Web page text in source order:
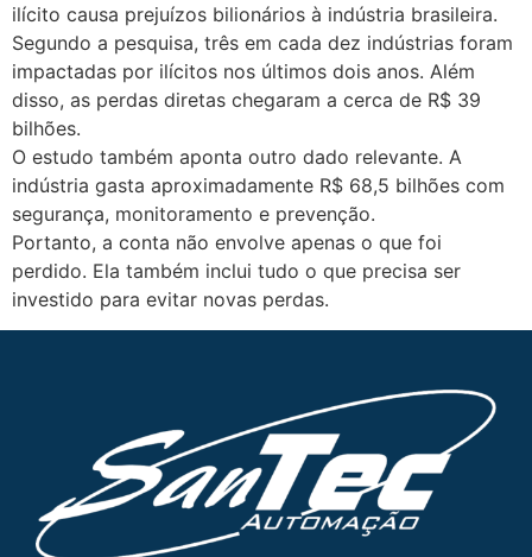
ilícito causa prejuízos bilionários à indústria brasileira.
Segundo a pesquisa, três em cada dez indústrias foram
impactadas por ilícitos nos últimos dois anos. Além
disso, as perdas diretas chegaram a cerca de R$ 39
bilhões.
O estudo também aponta outro dado relevante. A
indústria gasta aproximadamente R$ 68,5 bilhões com
segurança, monitoramento e prevenção.
Portanto, a conta não envolve apenas o que foi
perdido. Ela também inclui tudo o que precisa ser
investido para evitar novas perdas.